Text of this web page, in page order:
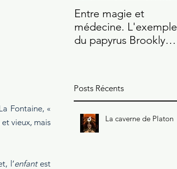
Fontaine, «
vieux, mais
l’enfant est
Entre magie et
médecine. L'exemple
du papyrus Brooklyn
Posts Récents
La caverne de Platon